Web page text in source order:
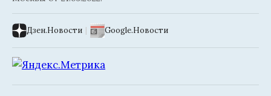
Дзен.Новости | Google.Новости